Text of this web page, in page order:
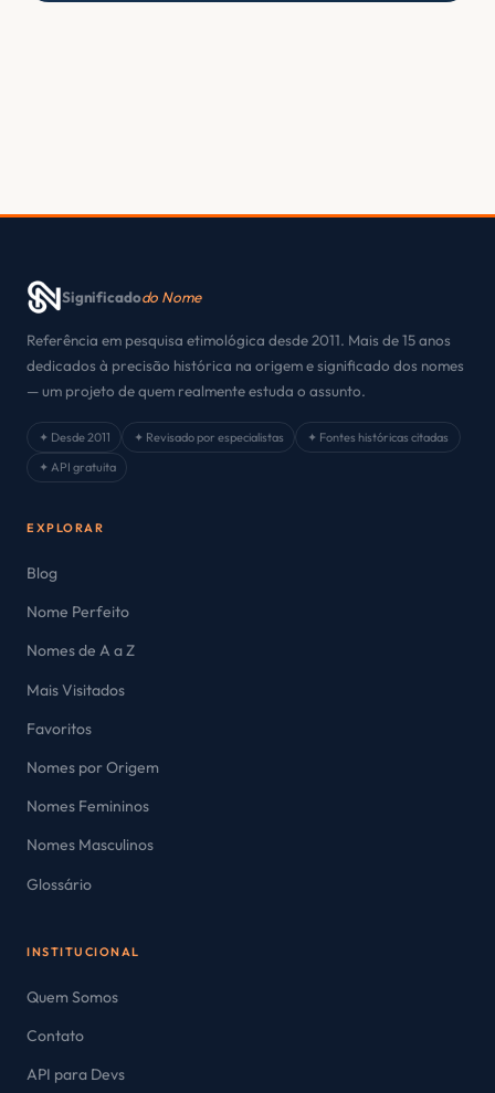
Significadodo Nome
Referência em pesquisa etimológica desde 2011. Mais de 15 anos
dedicados à precisão histórica na origem e significado dos nomes
— um projeto de quem realmente estuda o assunto.
✦ Desde 2011 ✦ Revisado por especialistas
✦ Fontes históricas citadas
✦ API gratuita
EXPLORAR
Blog
Nome Perfeito
Nomes de A a Z
Mais Visitados
Favoritos
Nomes por Origem
Nomes Femininos
Nomes Masculinos
Glossário
INSTITUCIONAL
Quem Somos
Contato
API para Devs